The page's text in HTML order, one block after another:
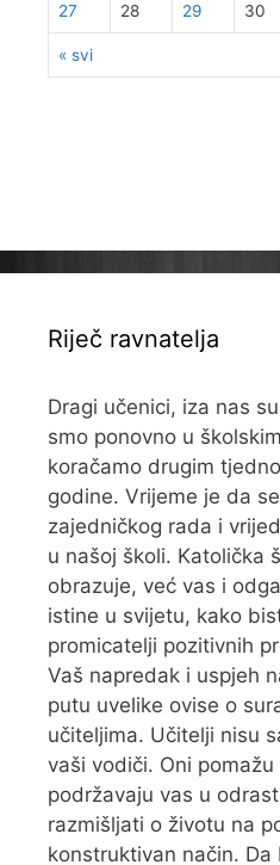
« svi
27 28 29 30
Riječ ravnatelja
Dragi učenici, iza nas
smo ponovno u
koračamo drugim
godine. Vrijeme je da
zajedničkog rada i
u našoj školi. Katolička
obrazuje, već vas i
istine u svijetu, kako
promicatelji pozitivnih
Vaš napredak i uspjeh
putu uvelike ovise o
učiteljima. Učitelji nisu
vaši vodiči. Oni
podržavaju vas u
razmišljati o životu na
konstruktivan način.